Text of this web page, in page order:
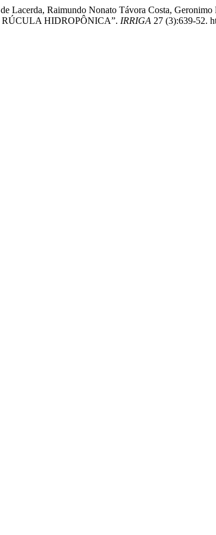
Lacerda, Raimundo Nonato Távora Costa,
HIDROPÔNICA”. IRRIGA 27 (3):639-52.